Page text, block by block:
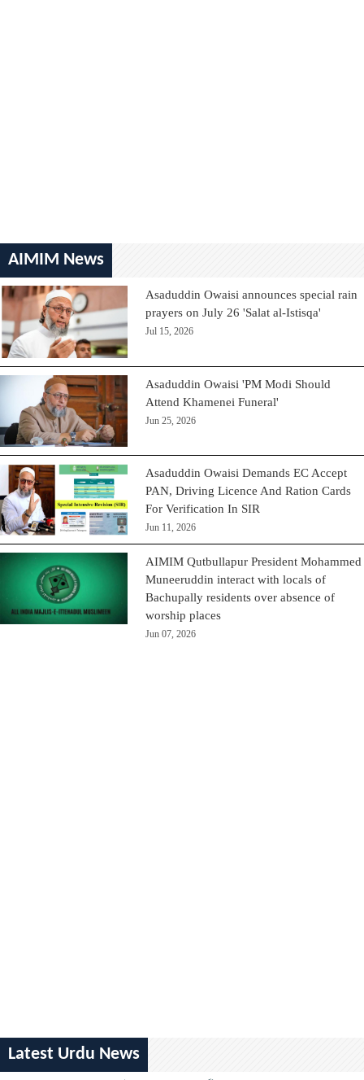
AIMIM News
Asaduddin Owaisi announces special rain
prayers on July 26 'Salat al-Istisqa'
Jul 15, 2026
Asaduddin Owaisi 'PM Modi Should
Attend Khamenei Funeral'
Jun 25, 2026
Asaduddin Owaisi Demands EC Accept
PAN, Driving Licence And Ration Cards
For Verification In SIR
Jun 11, 2026
AIMIM Qutbullapur President Mohammed
Muneeruddin interact with locals of
Bachupally residents over absence of
worship places
Jun 07, 2026
Latest Urdu News